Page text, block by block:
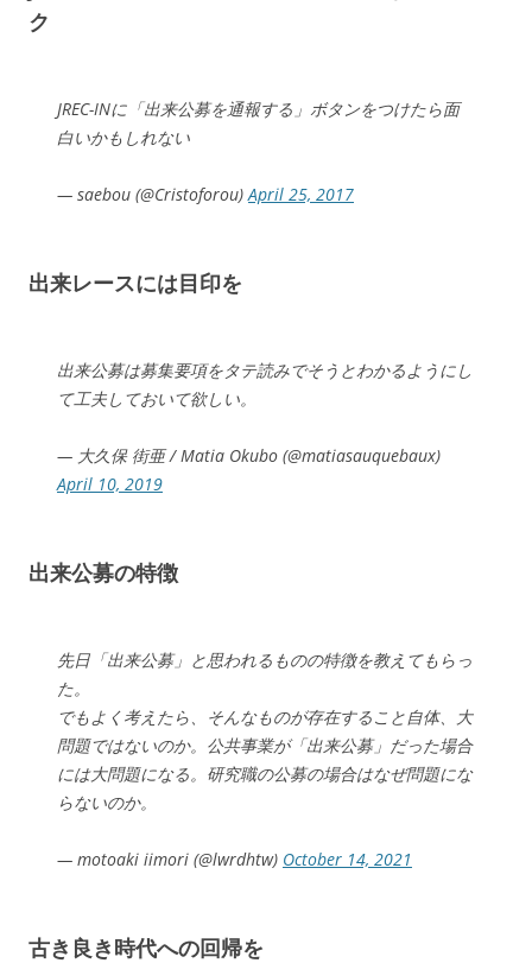
ク
JREC-INに「出来公募を通報する」ボタンをつけたら面
白いかもしれない
— saebou (@Cristoforou)April 25, 2017
出来レースには目印を
出来公募は募集要項をタテ読みでそうとわかるようにし
て工夫しておいて欲しい。
— 大久保 街亜 / Matia Okubo (@matiasauquebaux)
April 10, 2019
出来公募の特徴
先日「出来公募」と思われるものの特徴を教えてもらっ
た。
でもよく考えたら、そんなものが存在すること自体、大
問題ではないのか。公共事業が「出来公募」だった場合
には大問題になる。研究職の公募の場合はなぜ問題にな
らないのか。
— motoaki iimori (@lwrdhtw) October 14, 2021
古き良き時代への回帰を